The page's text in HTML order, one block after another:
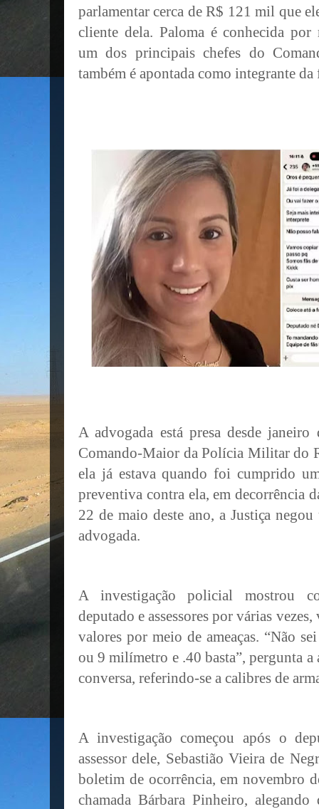
parlamentar cerca de R$ 121 mil que
cliente dela. Paloma é conhecida
um dos principais chefes do
também é apontada como integrante da
A advogada está presa desde
Comando-Maior da Polícia Militar do
ela já estava quando foi cumprido
preventiva contra ela, em decorrência
22 de maio deste ano, a Justiça
advogada.
A investigação policial mostrou
deputado e assessores por várias
valores por meio de ameaças. “Não
ou 9 milímetro e .40 basta”, pergunta
conversa, referindo-se a calibres de
A investigação começou após o
assessor dele, Sebastião Vieira de
boletim de ocorrência, em novembro
chamada Bárbara Pinheiro,